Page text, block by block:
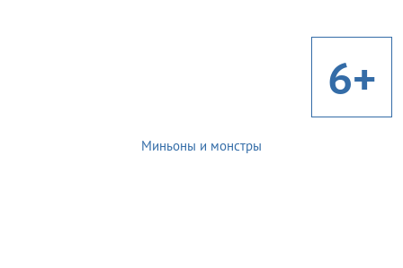
6+
Миньоны и монстры